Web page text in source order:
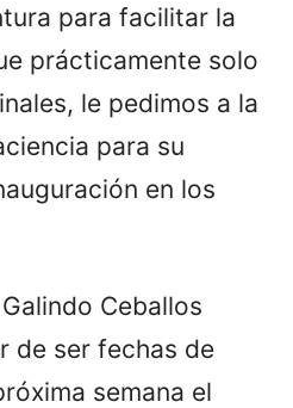
para facilitar la
prácticamente solo
le pedimos a la
para su
en los
Ceballos
de ser fechas de
semana el